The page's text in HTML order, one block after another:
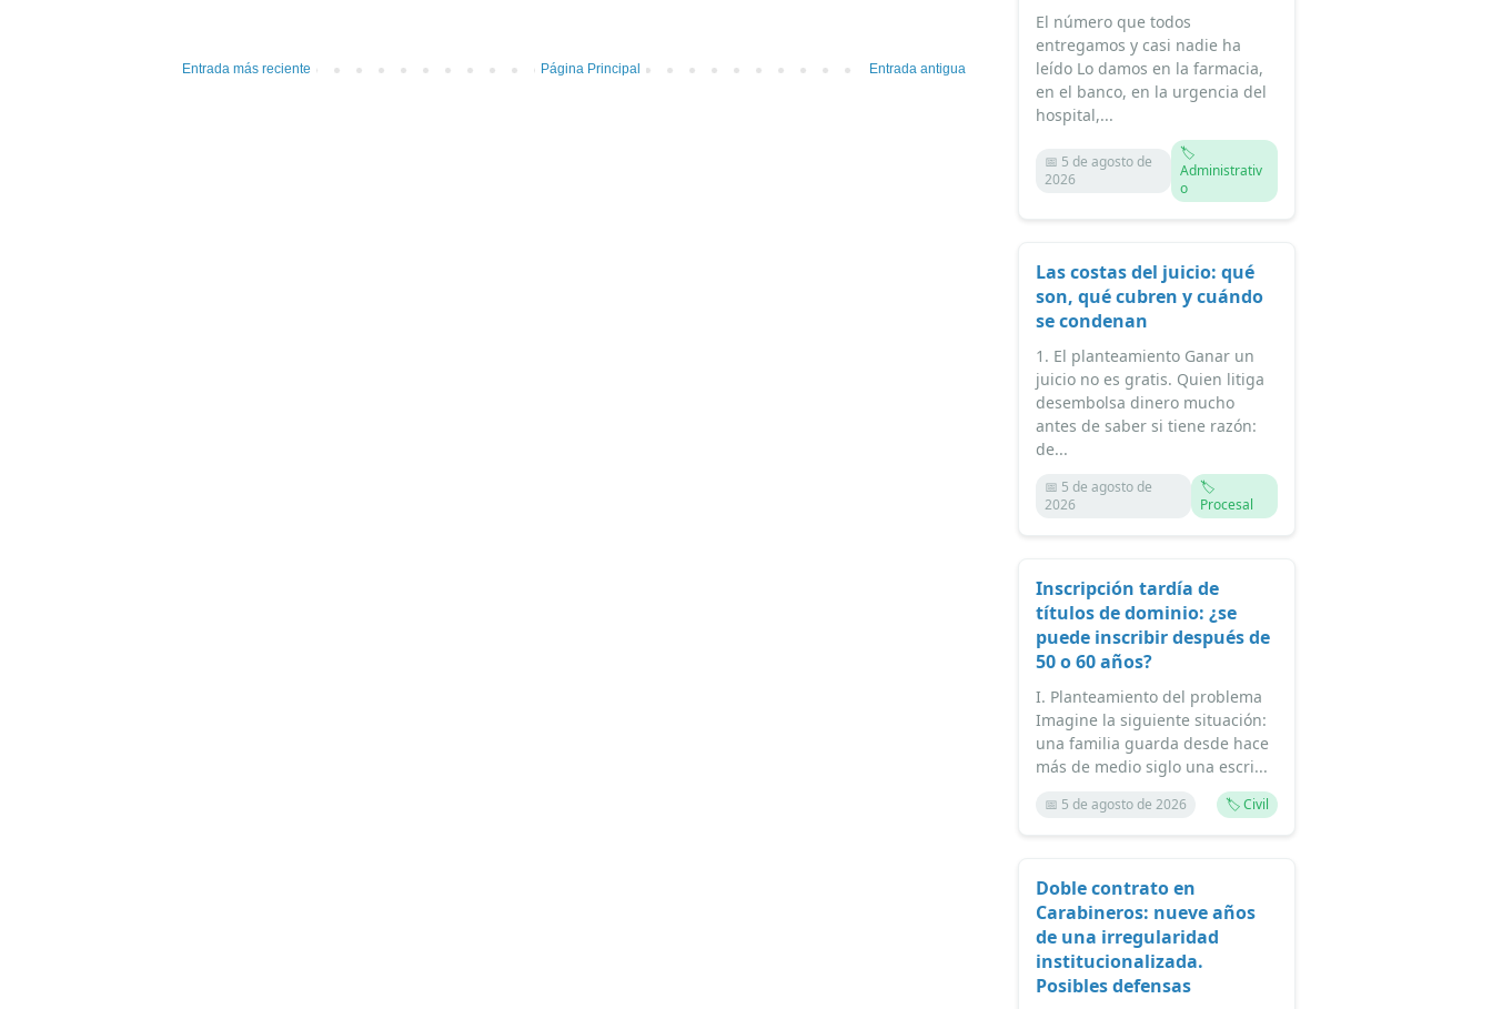
Entrada más reciente Entrada antigua
Página Principal
El número que todos
entregamos y casi nadie ha
leído Lo damos en la farmacia,
en el banco, en la urgencia del
hospital,...
📅 5 de agosto de
2026
🏷️
Administrativ
o
Las costas del juicio: qué
son, qué cubren y cuándo
se condenan
1. El planteamiento Ganar un
juicio no es gratis. Quien litiga
desembolsa dinero mucho
antes de saber si tiene razón:
de...
📅 5 de agosto de
2026
🏷️
Procesal
Inscripción tardía de
títulos de dominio: ¿se
puede inscribir después de
50 o 60 años?
I. Planteamiento del problema
Imagine la siguiente situación:
una familia guarda desde hace
más de medio siglo una escri...
📅 5 de agosto de 2026 🏷️ Civil
Doble contrato en
Carabineros: nueve años
de una irregularidad
institucionalizada.
Posibles defensas